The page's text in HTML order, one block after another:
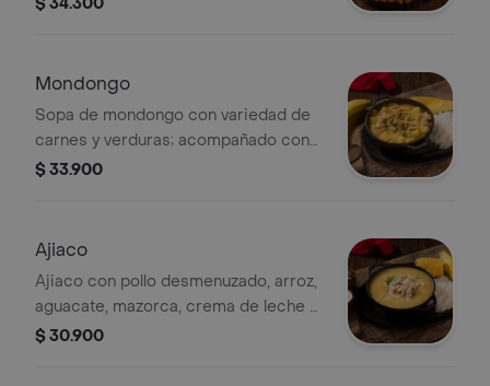
Mondongo
Sopa de mondongo con variedad de
carnes y verduras; acompañado con
arroz y aguacate
$ 33.900
Ajiaco
Ajiaco con pollo desmenuzado, arroz,
aguacate, mazorca, crema de leche y
alcaparras
$ 30.900